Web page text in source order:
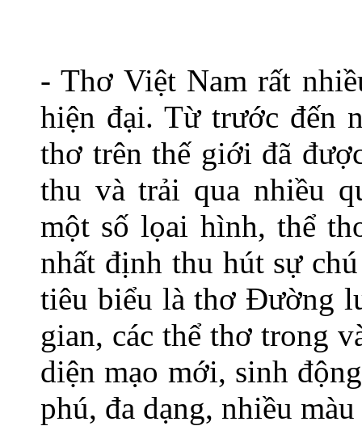
- Thơ Việt Nam rất
hiện đại. Từ trước đến
thơ trên thế giới đã
thu và trải qua nhiều
một số lọai hình, thể
nhất định thu hút sự
tiêu biểu là thơ Đường
gian, các thể thơ trong
diện mạo mới, sinh
phú, đa dạng, nhiều màu